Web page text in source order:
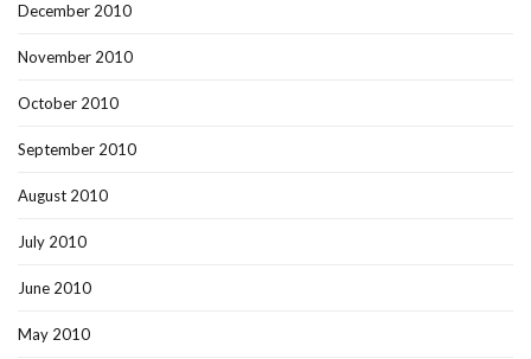
December 2010
November 2010
October 2010
September 2010
August 2010
July 2010
June 2010
May 2010